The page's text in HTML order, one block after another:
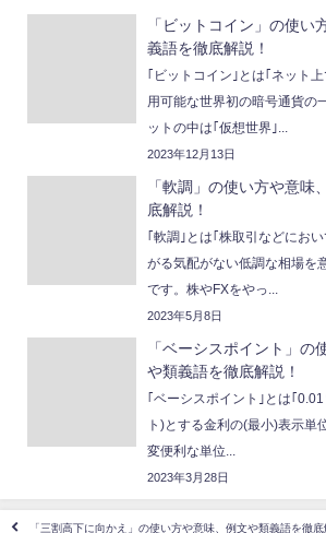
「ビットコイン」の使い
義語を徹底解説！
｢ビットコイン｣とは｢ネット
用可能な世界初の暗号通貨の
ットの中は｢仮想世界｣...
2023年12月13日
「軟調」の使い方や意味
底解説！
｢軟調｣とは｢株取引などにお
がる気配がない低調な相場を
です。株やFXをやっ...
2023年5月8日
「ベーシスポイント」の
や類義語を徹底解説！
｢ベーシスポイント｣とは｢
ト)とする金利の(最小)表示単
変便利な単位...
2023年3月28日
「三割高下に向かえ」の使い方や意味、例文や類義語を徹底